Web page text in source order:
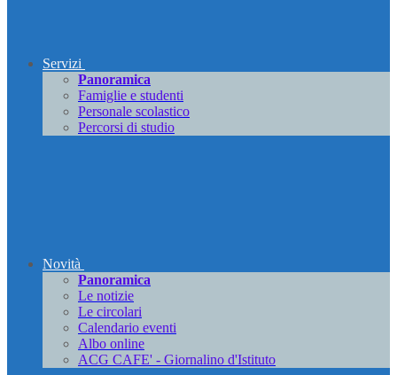
Servizi
Panoramica
Famiglie e studenti
Personale scolastico
Percorsi di studio
Novità
Panoramica
Le notizie
Le circolari
Calendario eventi
Albo online
ACG CAFE' - Giornalino d'Istituto